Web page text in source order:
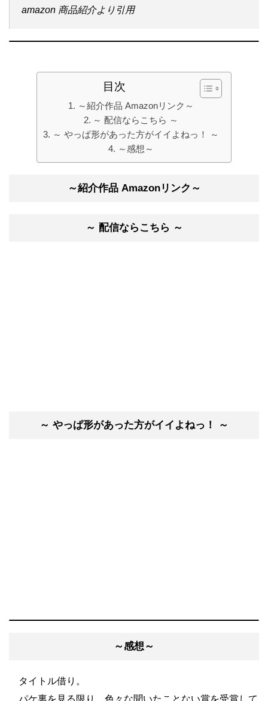
amazon 商品紹介より引用
目次
～紹介作品 Amazonリンク～
～ 配信ならこちら ～
～ やっぱ形があった方がイイよねっ！ ～
～感想～
～紹介作品 Amazonリンク～
～ 配信ならこちら ～
～ やっぱ形があった方がイイよねっ！ ～
～感想～
タイトル借り。
パケ裏を見る限り、色々な聞いたことない賞を受賞して